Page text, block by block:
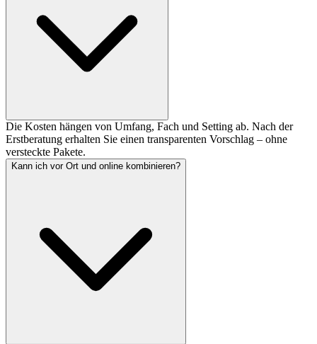
Die Kosten hängen von Umfang, Fach und Setting ab. Nach der
Erstberatung erhalten Sie einen transparenten Vorschlag – ohne
versteckte Pakete.
Kann ich vor Ort und online kombinieren?